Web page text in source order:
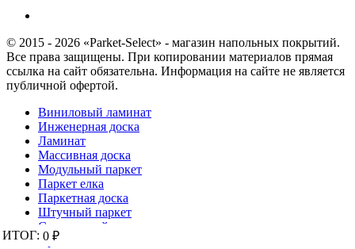
ИТОГ: 0 ₽
ИТОГ: 0 ₽
© 2015 - 2026 «Parket-Select» - магазин напольных покрытий.
Все права защищены. При копировании материалов прямая
ссылка на сайт обязательна. Информация на сайте не является
публичной офертой.
Виниловый ламинат
Инженерная доска
Ламинат
Массивная доска
Модульный паркет
Паркет елка
Паркетная доска
Штучный паркет
Спортивный паркет
Пробка